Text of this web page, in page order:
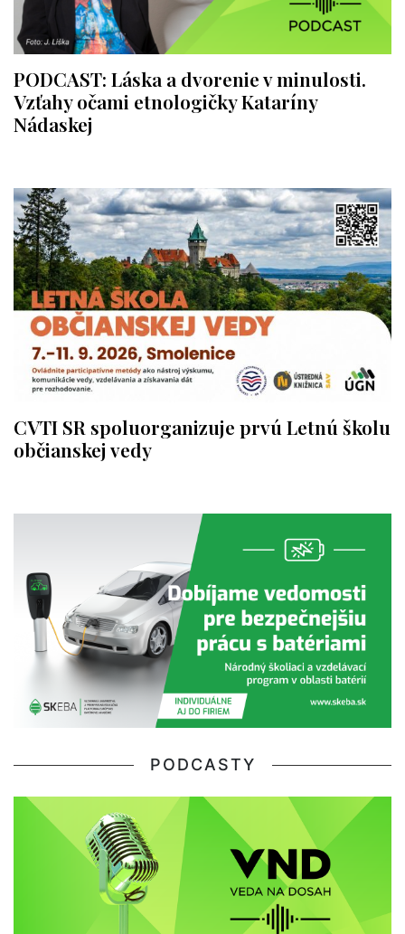
PODCAST: Láska a dvorenie v minulosti.
Vzťahy očami etnologičky Kataríny
Nádaskej
CVTI SR spoluorganizuje prvú Letnú školu
občianskej vedy
PODCASTY